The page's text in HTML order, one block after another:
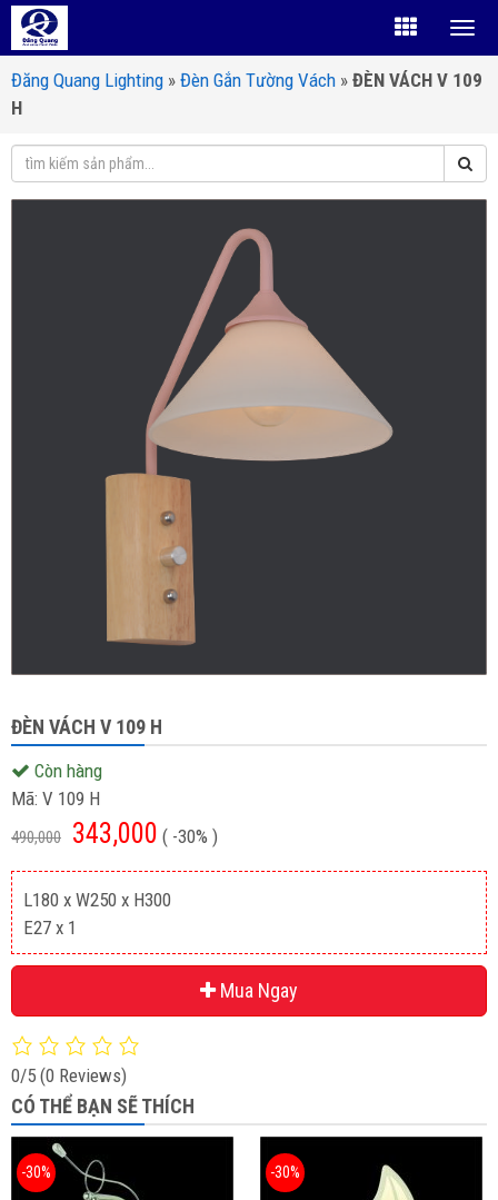
Đăng Quang Lighting » Đèn Gắn Tường Vách » ĐÈN VÁCH V 109
H
ĐÈN VÁCH V 109 H
Còn hàng
Mã: V 109 H
490,000 343,000 ( -30% )
L180 x W250 x H300
E27 x 1
Mua Ngay
0/5 (0 Reviews)
CÓ THỂ BẠN SẼ THÍCH
-30% -30%